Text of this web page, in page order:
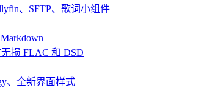
、SFTP、歌词小组件
无损 FLAC 和 DSD
、全新界面样式